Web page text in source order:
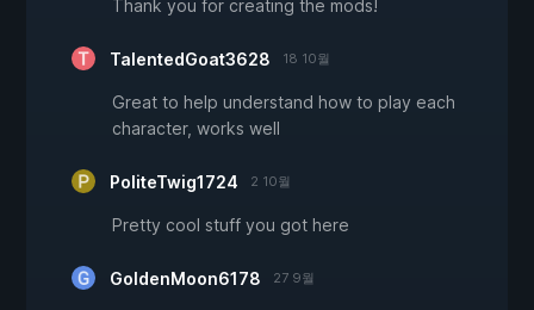
Thank you for creating the mods!
TalentedGoat3628 18 10월
Great to help understand how to play each
character, works well
PoliteTwig1724 2 10월
Pretty cool stuff you got here
GoldenMoon6178 27 9월